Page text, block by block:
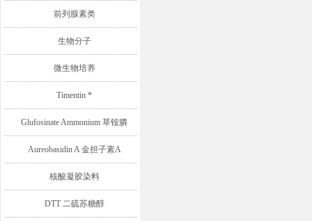
前列腺素类
生物分子
微生物培养
Timentin *
Glufosinate Ammonium 草铵膦
Aureobasidin A 金担子素A
核酸凝胶染料
DTT 二硫苏糖醇